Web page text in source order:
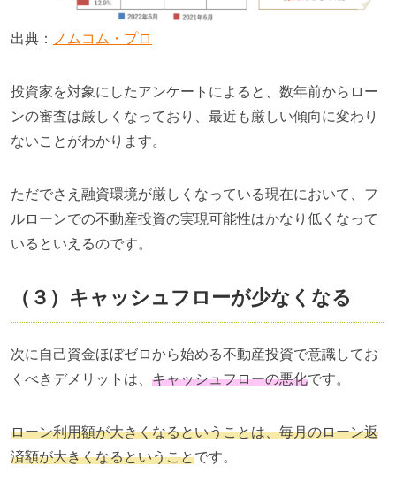
出典： ノムコム・プロ
投資家を対象にしたアンケートによると、数年前からロー
ンの審査は厳しくなっており、最近も厳しい傾向に変わり
ないことがわかります。
ただでさえ融資環境が厳しくなっている現在において、フ
ルローンでの不動産投資の実現可能性はかなり低くなって
いるといえるのです。
（３）キャッシュフローが少なくなる
次に自己資金ほぼゼロから始める不動産投資で意識してお
くべきデメリットは、 キャッシュフローの悪化です。
ローン利用額が大きくなるということは、毎月のローン返
済額が大きくなるということです。